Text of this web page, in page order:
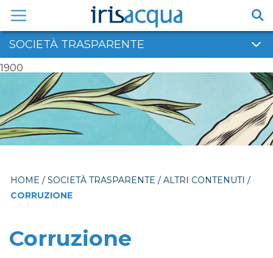
contenuto
1900
SOCIETÀ TRASPARENTE
HOME / SOCIETÀ TRASPARENTE / ALTRI CONTENUTI /
CORRUZIONE
Corruzione